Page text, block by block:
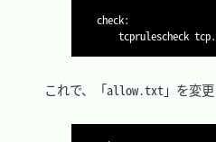
check:
これで、「allow.txt」を変更